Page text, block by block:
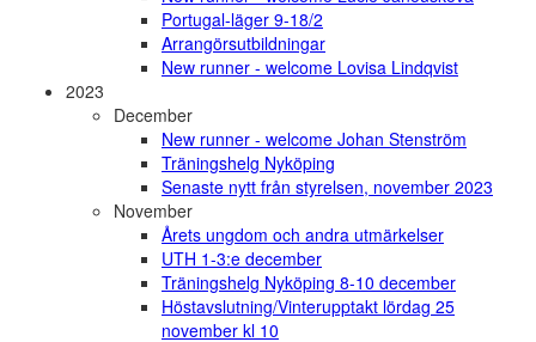
Portugal-läger 9-18/2
Arrangörsutbildningar
New runner - welcome Lovisa Lindqvist
2023
December
New runner - welcome Johan Stenström
Träningshelg Nyköping
Senaste nytt från styrelsen, november 2023
November
Årets ungdom och andra utmärkelser
UTH 1-3:e december
Träningshelg Nyköping 8-10 december
Höstavslutning/Vinterupptakt lördag 25
november kl 10